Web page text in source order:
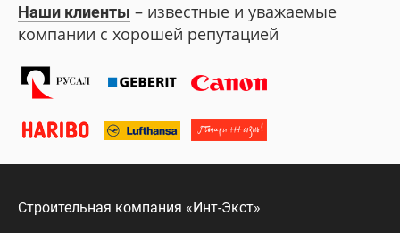
Наши клиенты – известные и уважаемые
компании с хорошей репутацией
Строительная компания «Инт-Экст»